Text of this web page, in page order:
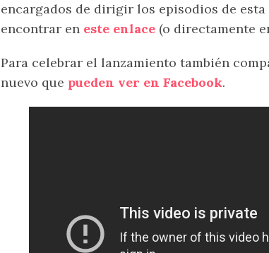
encargados de dirigir los episodios de
encontrar en este enlace (o directamente
Para celebrar el lanzamiento también
nuevo que pueden ver en Facebook.